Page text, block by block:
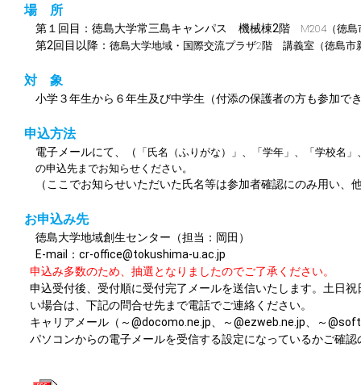
場 所
第１回目：徳島大学常三島キャンパス 機械棟2階 M204 （徳
第2回目以降： 徳島大学地域・国際交流プラザ2階 講義室 （徳島
対 象
小学３年生から６年生及び中学生（付添の保護者の方も参加で
申込方法
電子メールにて、（ 「氏名（ふりがな）」、 「学年」、
「学校名」
の申込先までお知らせください。
（ここでお知らせいただいた氏名等は参加者確認にのみ用い、
お申込み先
徳島大学地域創生センター（担当：岡田）
E-mail：cr-office@tokushima-u.ac.jp
申込み多数のため、抽選となりましたのでご了承ください。
申込受付後、受付順に受付完了メールを送信いたします。土日
い場合は、下記の問合せ先まで電話でご連絡ください。
キャリアメール（～@docomo.ne.jp、～@ezweb.ne.jp、～
パソコンからの電子メールを受信する設定になっているかご確